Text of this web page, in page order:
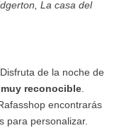
La casa del
de la noche de
reconocible.
encontrarás
para personalizar.